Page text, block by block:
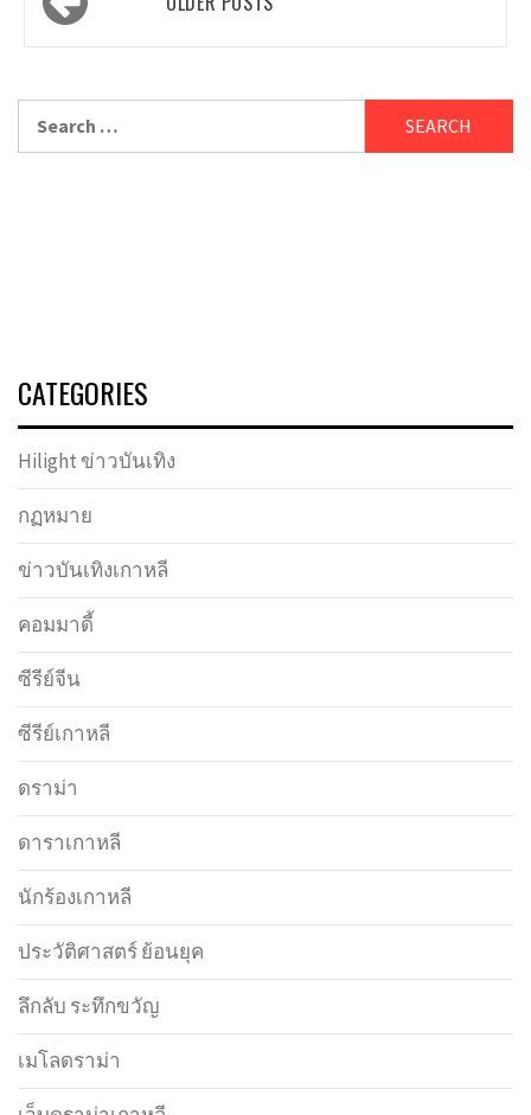
navigation
for:
CATEGORIES
Hilight ข่าวบันเทิง
กฏหมาย
ข่าวบันเทิงเกาหลี
คอมมาดี้
ซีรีย์จีน
ซีรีย์เกาหลี
ดราม่า
ดาราเกาหลี
นักร้องเกาหลี
ประวัติศาสตร์ ย้อนยุค
ลึกลับ ระทึกขวัญ
เมโลดราม่า